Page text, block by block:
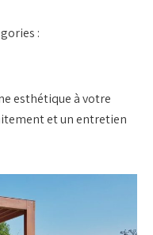
:
esthétique à votre
et un entretien